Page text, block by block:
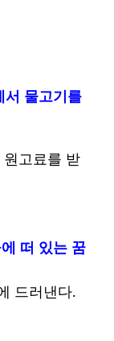
서 물고기를
고료를 받
떠 있는 꿈
드러낸다.